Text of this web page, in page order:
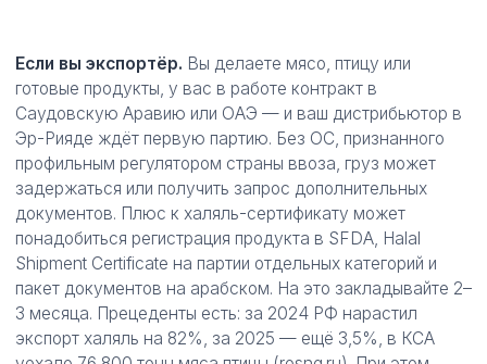
Если вы экспортёр. Вы делаете мясо, птицу или
готовые продукты, у вас в работе контракт в
Саудовскую Аравию или ОАЭ — и ваш дистрибьютор в
Эр-Рияде ждёт первую партию. Без ОС, признанного
профильным регулятором страны ввоза, груз может
задержаться или получить запрос дополнительных
документов. Плюс к халяль-сертификату может
понадобиться регистрация продукта в SFDA, Halal
Shipment Certificate на партии отдельных категорий и
пакет документов на арабском. На это закладывайте 2–
3 месяца. Прецеденты есть: за 2024 РФ нарастил
экспорт халяль на 82%, за 2025 — ещё 3,5%, в КСА